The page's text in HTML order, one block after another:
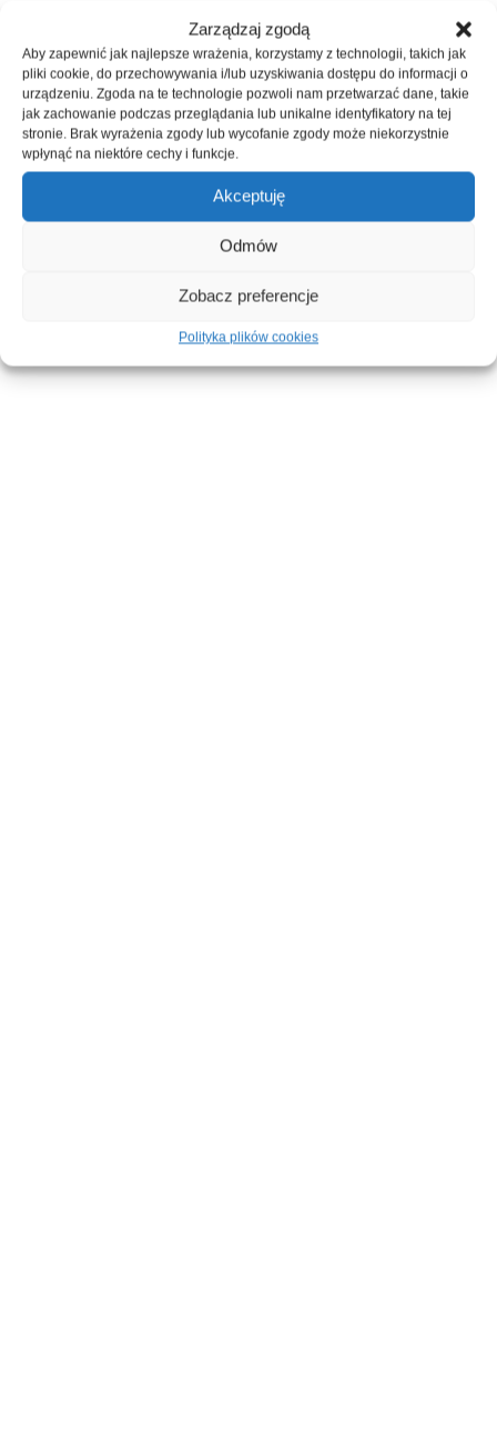
Zarządzaj zgodą
Aby zapewnić jak najlepsze wrażenia, korzystamy z technologii, takich jak
pliki cookie, do przechowywania i/lub uzyskiwania dostępu do informacji o
urządzeniu. Zgoda na te technologie pozwoli nam przetwarzać dane, takie
jak zachowanie podczas przeglądania lub unikalne identyfikatory na tej
stronie. Brak wyrażenia zgody lub wycofanie zgody może niekorzystnie
wpłynąć na niektóre cechy i funkcje.
Akceptuję
Odmów
Zobacz preferencje
Polityka plików cookies